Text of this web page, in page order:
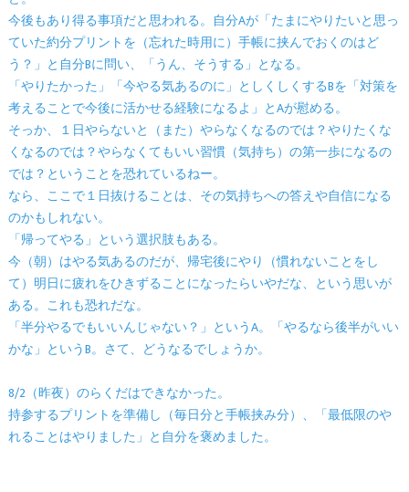
今後もあり得る事項だと思われる。自分Aが「たまにやりたいと思っ
ていた約分プリントを（忘れた時用に）手帳に挟んでおくのはど
う？」と自分Bに問い、「うん、そうする」となる。
「やりたかった」「今やる気あるのに」としくしくするBを「対策を
考えることで今後に活かせる経験になるよ」とAが慰める。
そっか、１日やらないと（また）やらなくなるのでは？やりたくな
くなるのでは？やらなくてもいい習慣（気持ち）の第一歩になるの
では？ということを恐れているねー。
なら、ここで１日抜けることは、その気持ちへの答えや自信になる
のかもしれない。
「帰ってやる」という選択肢もある。
今（朝）はやる気あるのだが、帰宅後にやり（慣れないことをし
て）明日に疲れをひきずることになったらいやだな、という思いが
ある。これも恐れだな。
「半分やるでもいいんじゃない？」というA。「やるなら後半がいい
かな」というB。さて、どうなるでしょうか。
8/2（昨夜）のらくだはできなかった。
持参するプリントを準備し（毎日分と手帳挟み分）、「最低限のや
れることはやりました」と自分を褒めました。